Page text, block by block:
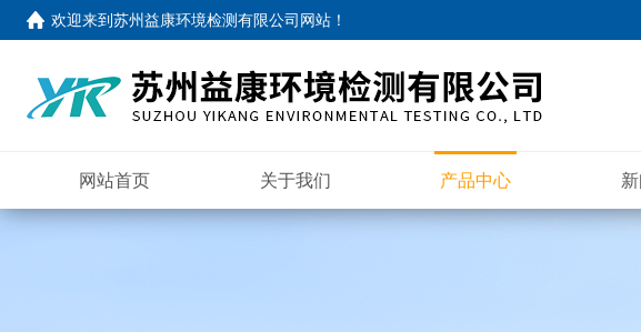
欢迎来到苏州益康环境检测有限公司网站 ！
网站首页 关于我们 产品中心